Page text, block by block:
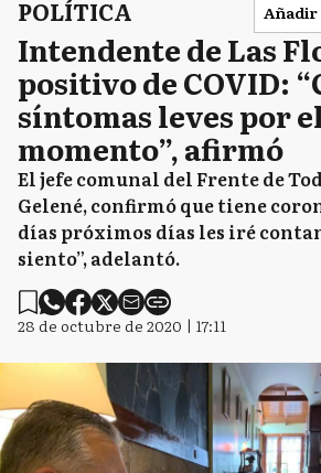
POLÍTICA Añadir
Intendente de Las
positivo de COVID:
síntomas leves por
momento”, afirmó
El jefe comunal del Frente de
Gelené, confirmó que tiene
días próximos días les iré
siento”, adelantó.
28 de octubre de 2020 | 17:11